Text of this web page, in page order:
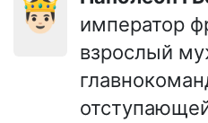
🤴🏻
император
взрослый